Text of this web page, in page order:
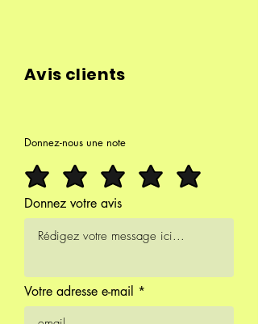
das Symbol der Liebe, Sanftheit
Avis clients
Donnez-nous une note
Donnez votre avis
Votre adresse e-mail